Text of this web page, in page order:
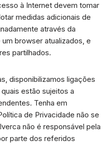
à Internet devem tomar
medidas adicionais de
através da
browser atualizados, e
partilhados.
disponibilizamos ligações
estão sujeitos a
Tenha em
de Privacidade não se
não é responsável pela
parte dos referidos